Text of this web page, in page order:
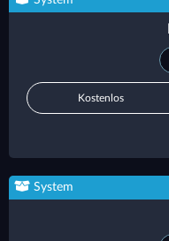
Kostenlos
System